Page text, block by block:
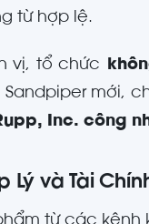
từ hợp lệ.
vị, tổ chức
mới,
Inc. công
Lý và Tài